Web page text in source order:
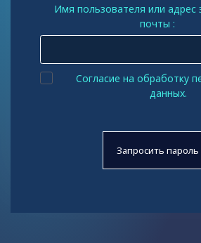
Имя пользователя или адрес
почты :
Согласие на обработку
данных.
phone_login_number